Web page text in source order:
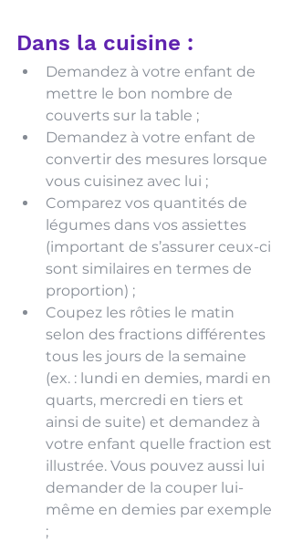
Dans la cuisine :
Demandez à votre enfant de
mettre le bon nombre de
couverts sur la table ;
Demandez à votre enfant de
convertir des mesures lorsque
vous cuisinez avec lui ;
Comparez vos quantités de
légumes dans vos assiettes
(important de s’assurer ceux-ci
sont similaires en termes de
proportion) ;
Coupez les rôties le matin
selon des fractions différentes
tous les jours de la semaine
(ex. : lundi en demies, mardi en
quarts, mercredi en tiers et
ainsi de suite) et demandez à
votre enfant quelle fraction est
illustrée. Vous pouvez aussi lui
demander de la couper lui-
même en demies par exemple
;